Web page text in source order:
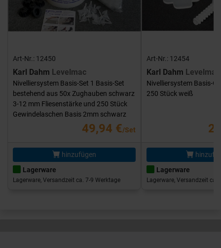
Art-Nr.: 12450
Karl Dahm Levelmac
Nivelliersystem Basis-Set 1 Basis-Set
bestehend aus 50x Zughauben schwarz
3-12 mm Fliesenstärke und 250 Stück
Gewindelaschen Basis 2mm schwarz
49,94 €/Set
hinzufügen
Lagerware
Lagerware, Versandzeit ca. 7-9 Werktage
Art-Nr.: 12454
Karl Dahm Levelmac
Nivelliersystem Basis-
250 Stück weiß
Lagerware
Lagerware, Versandzeit ca.